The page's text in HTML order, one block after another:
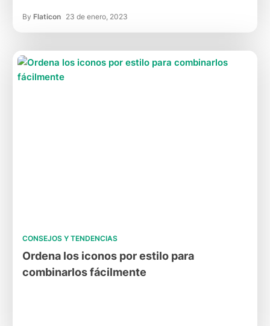
By Flaticon 23 de enero, 2023
CONSEJOS Y TENDENCIAS
Ordena los iconos por estilo para
combinarlos fácilmente